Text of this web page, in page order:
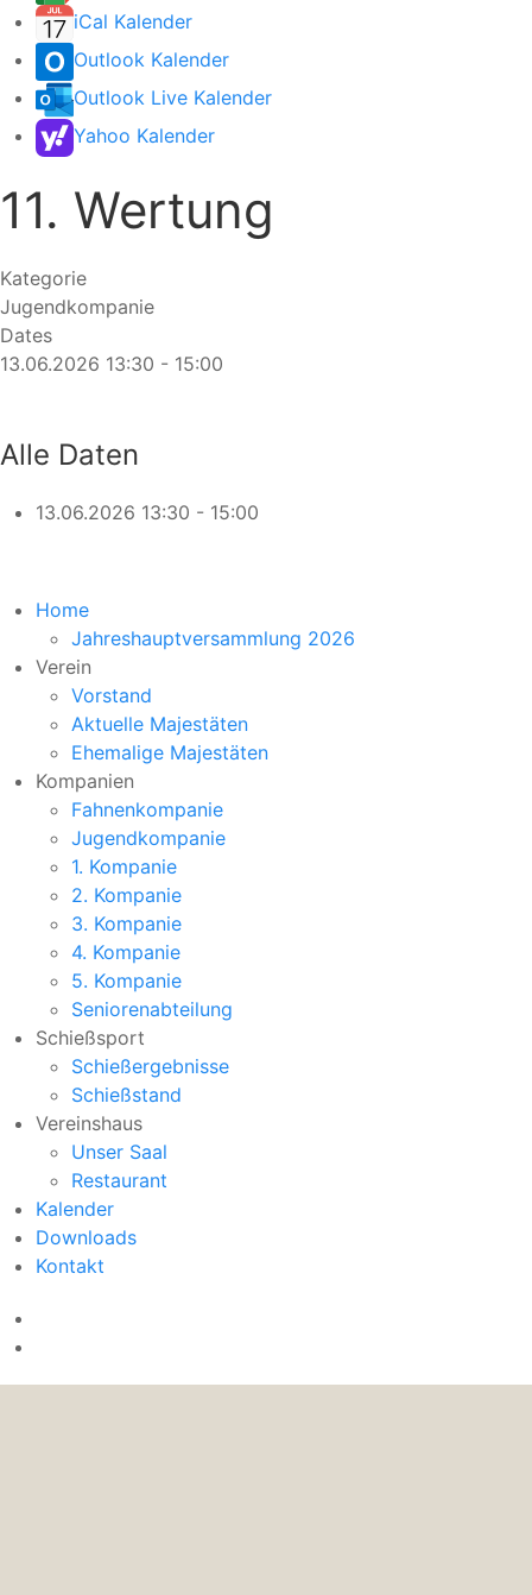
iCal Kalender
Outlook Kalender
Outlook Live Kalender
Yahoo Kalender
11. Wertung
Kategorie
Jugendkompanie
Dates
13.06.2026 13:30 - 15:00
Alle Daten
13.06.2026 13:30 - 15:00
Home
Jahreshauptversammlung 2026
Verein
Vorstand
Aktuelle Majestäten
Ehemalige Majestäten
Kompanien
Fahnenkompanie
Jugendkompanie
1. Kompanie
2. Kompanie
3. Kompanie
4. Kompanie
5. Kompanie
Seniorenabteilung
Schießsport
Schießergebnisse
Schießstand
Vereinshaus
Unser Saal
Restaurant
Kalender
Downloads
Kontakt